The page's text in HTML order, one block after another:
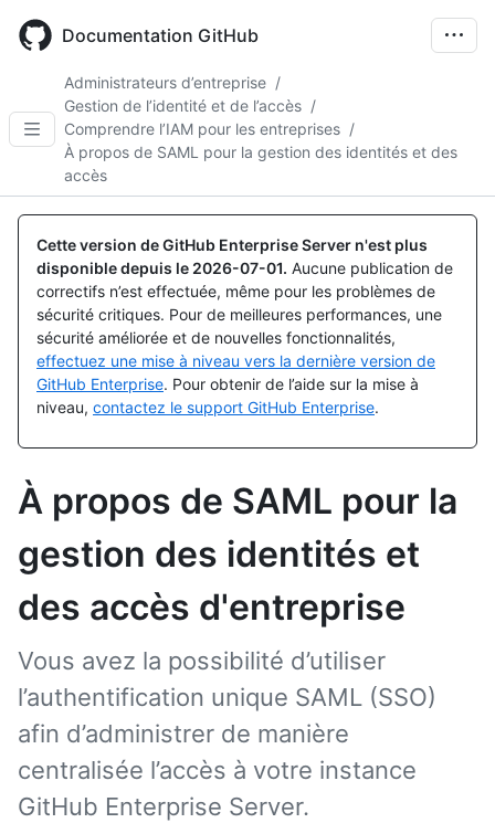
main
Documentation GitHub
Administrateurs d’entreprise /
Gestion de l’identité et de l’accès /
Comprendre l’IAM pour les entreprises /
À propos de SAML pour la gestion des identités et des
accès
Cette version de GitHub Enterprise Server n'est plus
disponible depuis le 2026-07-01. Aucune publication de
correctifs n’est effectuée, même pour les problèmes de
sécurité critiques. Pour de meilleures performances, une
sécurité améliorée et de nouvelles fonctionnalités,
effectuez une mise à niveau vers la dernière version de
GitHub Enterprise. Pour obtenir de l’aide sur la mise à
niveau, contactez le support GitHub Enterprise.
À propos de SAML pour la
gestion des identités et
des accès d'entreprise
Vous avez la possibilité d’utiliser
l’authentification unique SAML (SSO)
afin d’administrer de manière
centralisée l’accès à votre instance
GitHub Enterprise Server.